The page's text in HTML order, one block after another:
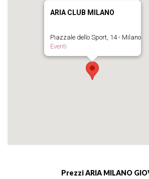
ARIA CLUB MILANO
Piazzale dello Sport, 14 - Milano
Eventi
Prezzi ARIA MILANO